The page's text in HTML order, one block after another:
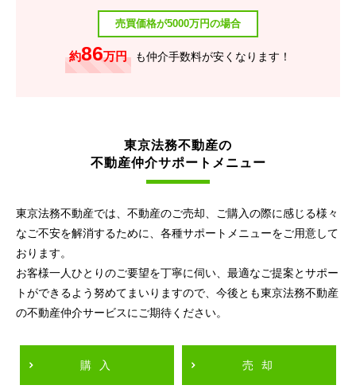
売買価格が5000万円の場合
約86万円 も仲介手数料が安くなります！
東京法務不動産の
不動産仲介サポートメニュー
東京法務不動産では、不動産のご売却、ご購入の際に感じる様々
なご不安を解消するために、各種サポートメニューをご用意して
おります。
お客様一人ひとりのご要望を丁寧に伺い、最適なご提案とサポー
トができるよう努めてまいりますので、今後とも東京法務不動産
の不動産仲介サービスにご期待ください。
購入 売却